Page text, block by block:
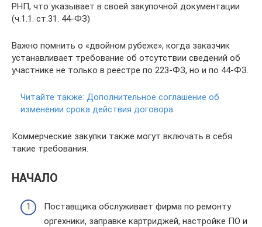
РНП, что указывает в своей закупочной документации
(ч.1.1. ст.31. 44-ФЗ)
Важно помнить о «двойном рубеже», когда заказчик
устанавливает требование об отсутствии сведений об
участнике не только в реестре по 223-ФЗ, но и по 44-ФЗ.
Читайте также: Дополнительное соглашение об
изменении срока действия договора
Коммерческие закупки также могут включать в себя
такие требования.
НАЧАЛО
Поставщика обслуживает фирма по ремонту
оргехники, заправке картриджей, настройке ПО и